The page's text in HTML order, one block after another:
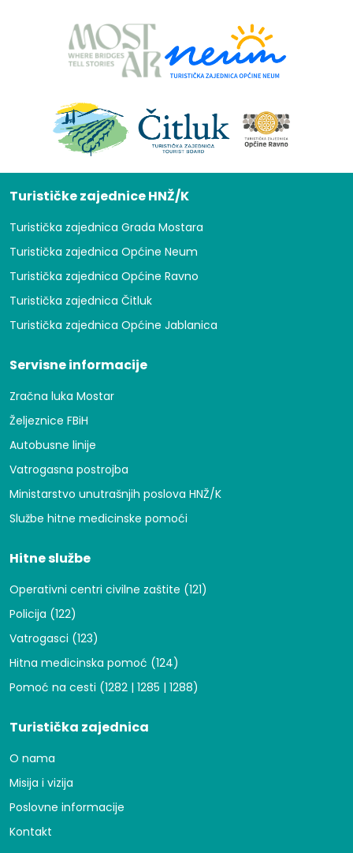
Turističke zajednice HNŽ/K
Turistička zajednica Grada Mostara
Turistička zajednica Općine Neum
Turistička zajednica Općine Ravno
Turistička zajednica Čitluk
Turistička zajednica Općine Jablanica
Servisne informacije
Zračna luka Mostar
Željeznice FBiH
Autobusne linije
Vatrogasna postrojba
Ministarstvo unutrašnjih poslova HNŽ/K
Službe hitne medicinske pomoći
Hitne službe
Operativni centri civilne zaštite (121)
Policija (122)
Vatrogasci (123)
Hitna medicinska pomoć (124)
Pomoć na cesti (1282 | 1285 | 1288)
Turistička zajednica
O nama
Misija i vizija
Poslovne informacije
Kontakt